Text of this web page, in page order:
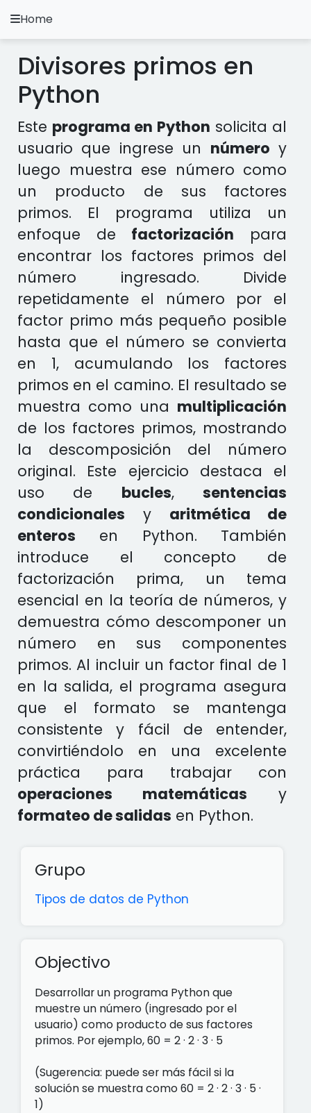
A.
Ejercicios Python
Instalación y Configuración
Metodología Python
Video Tutoriales
Ejercicios en otros Lenguajes
Home
Divisores primos en
Python
Este programa en Python solicita al
usuario que ingrese un número y
luego muestra ese número como
un producto de sus factores
primos. El programa utiliza un
enfoque de factorización para
encontrar los factores primos del
número ingresado. Divide
repetidamente el número por el
factor primo más pequeño posible
hasta que el número se convierta
en 1, acumulando los factores
primos en el camino. El resultado se
muestra como una multiplicación
de los factores primos, mostrando
la descomposición del número
original. Este ejercicio destaca el
uso de bucles,sentencias
condicionales y aritmética de
enteros en Python. También
introduce el concepto de
factorización prima, un tema
esencial en la teoría de números, y
demuestra cómo descomponer un
número en sus componentes
primos. Al incluir un factor final de 1
en la salida, el programa asegura
que el formato se mantenga
consistente y fácil de entender,
convirtiéndolo en una excelente
práctica para trabajar con
operaciones matemáticas y
formateo de salidas en Python.
Grupo
Tipos de datos de Python
Objectivo
Desarrollar un programa Python que
muestre un número (ingresado por el
usuario) como producto de sus factores
primos. Por ejemplo, 60 = 2 · 2 · 3 · 5
(Sugerencia: puede ser más fácil si la
solución se muestra como 60 = 2 · 2 · 3 · 5 ·
1)